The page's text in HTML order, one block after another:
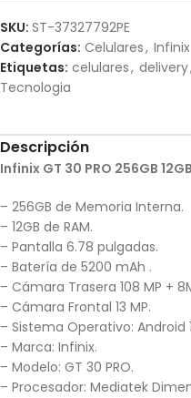
SKU: ST-37327792PE
Categorías: Celulares, Infinix
Etiquetas: celulares, delivery
Tecnologia
Descripción
Infinix GT 30 PRO 256GB
– 256GB de Memoria Interna.
– 12GB de RAM.
– Pantalla 6.78 pulgadas.
– Batería de 5200 mAh .
– Cámara Trasera 108 MP +
– Cámara Frontal 13 MP.
– Sistema Operativo: Android
– Marca: Infinix.
– Modelo: GT 30 PRO.
– Procesador: Mediatek